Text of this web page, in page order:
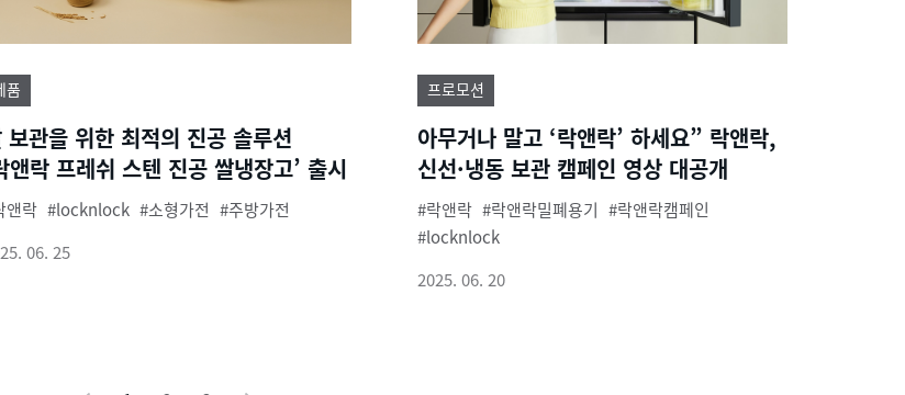
품
보관을 위한 최적의 진공 솔루션
앤락 프레쉬 스텐 진공 쌀냉장고’ 출시
앤락 locknlock 소형가전
주방가전
06. 25
프로모션
아무거나 말고 ‘락앤락’ 하세요” 락앤락,
신선·냉동 보관 캠페인 영상 대공개
락앤락 락앤락밀폐용기
락앤락캠페인
locknlock
2025. 06. 20